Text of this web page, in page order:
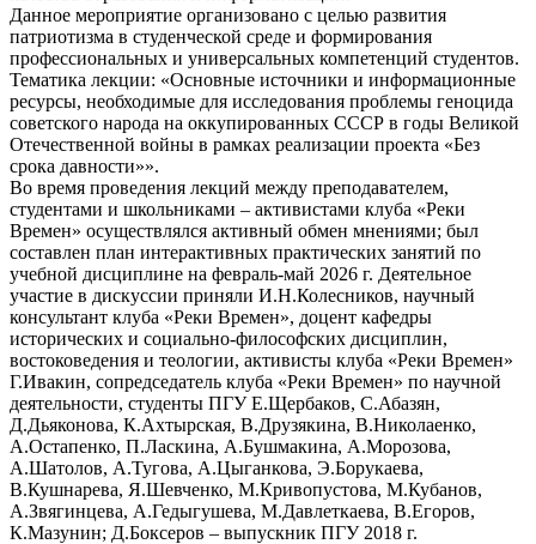
Данное мероприятие организовано с целью развития
патриотизма в студенческой среде и формирования
профессиональных и универсальных компетенций студентов.
Тематика лекции: «Основные источники и информационные
ресурсы, необходимые для исследования проблемы геноцида
советского народа на оккупированных СССР в годы Великой
Отечественной войны в рамках реализации проекта «Без
срока давности»».
Во время проведения лекций между преподавателем,
студентами и школьниками – активистами клуба «Реки
Времен» осуществлялся активный обмен мнениями; был
составлен план интерактивных практических занятий по
учебной дисциплине на февраль-май 2026 г. Деятельное
участие в дискуссии приняли И.Н.Колесников, научный
консультант клуба «Реки Времен», доцент кафедры
исторических и социально-философских дисциплин,
востоковедения и теологии, активисты клуба «Реки Времен»
Г.Ивакин, сопредседатель клуба «Реки Времен» по научной
деятельности, студенты ПГУ Е.Щербаков, С.Абазян,
Д.Дьяконова, К.Ахтырская, В.Друзякина, В.Николаенко,
А.Остапенко, П.Ласкина, А.Бушмакина, А.Морозова,
А.Шатолов, А.Тугова, А.Цыганкова, Э.Борукаева,
В.Кушнарева, Я.Шевченко, М.Кривопустова, М.Кубанов,
А.Звягинцева, А.Гедыгушева, М.Давлеткаева, В.Егоров,
К.Мазунин; Д.Боксеров – выпускник ПГУ 2018 г.